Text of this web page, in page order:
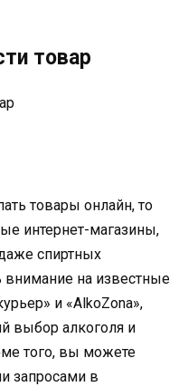
товар
товары онлайн, то
интернет-магазины,
спиртных
внимание на известные
и «AlkoZona»,
выбор алкоголя и
того, вы можете
запросами в